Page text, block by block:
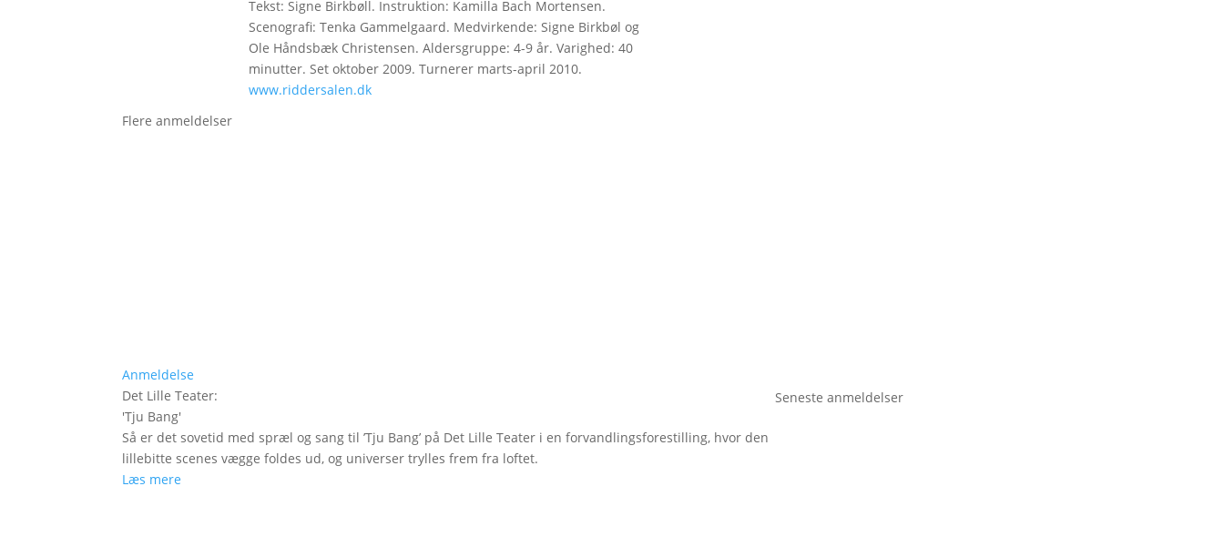
Tekst: Signe Birkbøll. Instruktion: Kamilla Bach Mortensen.
Scenografi: Tenka Gammelgaard. Medvirkende: Signe Birkbøl og
Ole Håndsbæk Christensen. Aldersgruppe: 4-9 år. Varighed: 40
minutter. Set oktober 2009. Turnerer marts-april 2010.
www.riddersalen.dk
Flere anmeldelser
Anmeldelse
Det Lille Teater:
'Tju Bang'
Så er det sovetid med spræl og sang til ’Tju Bang’ på Det Lille Teater i en forvandlingsforestilling, hvor den
lillebitte scenes vægge foldes ud, og universer trylles frem fra loftet.
Læs mere
Seneste anmeldelser